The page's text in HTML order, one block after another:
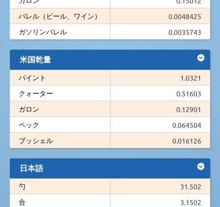
バレル（ビール、ワイン）
0.0048425
ガソリンバレル
0.0035743
米国乾量
パイント
1.0321
クォーター
0.51603
ガロン
0.12901
ペック
0.064504
ブッシェル
0.016126
日本語
勺
31.502
合
3.1502